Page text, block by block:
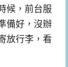
候，前台服
備好，沒辦
放行李，看